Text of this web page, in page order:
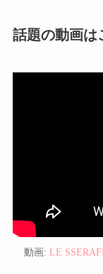
話題の動画は
動画: LE